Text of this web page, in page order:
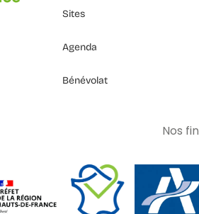
Sites
Agenda
Bénévolat
Nos